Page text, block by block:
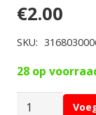
€2.00
SKU:
28 op
DHKD